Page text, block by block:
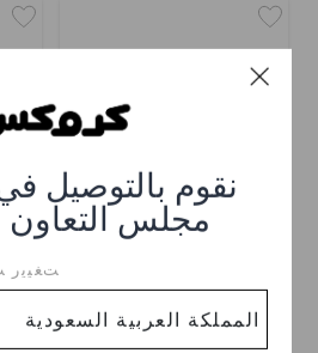
نقوم بالتوصيل
مجلس التعاون
ﺖﻐﻴﻳﺭ
أورانج مونستر تراك
ر.س 19